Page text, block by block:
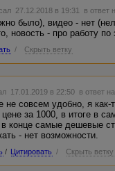
27.12.2018 в 19:31 в ответ
было), видео - нет
новость - про работу
/ Скрыть ветку
17.01.2019 в 22:50 в ответ
не совсем удобно, я как-
цене за 1000, в итоге в
в конце самые дешевые
- нет возможности.
/ Цитировать / Скрыть ветку